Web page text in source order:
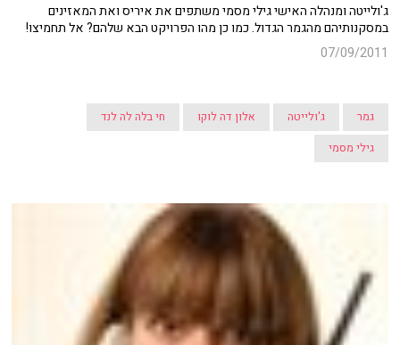
ג'ולייטה ומנהלה האישי גילי מסמי משתפים את איריס ואת המאזינים
במסקנותיהם מהגמר הגדול. כמו כן מהו הפרויקט הבא שלהם? אל תחמיצו!
07/09/2011
גמר ג'ולייטה אלון דה לוקו
חי בלה לה לנד
גילי מסמי